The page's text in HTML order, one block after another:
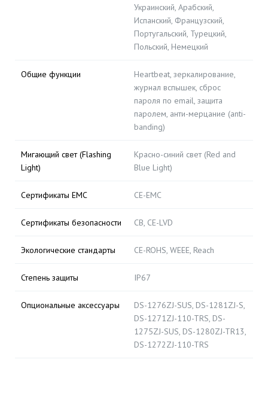
Украинский, Арабский,
Испанский, Французский,
Португальский, Турецкий,
Польский, Немецкий
Общие функции
Heartbeat, зеркалирование,
журнал вспышек, сброс
пароля по email, защита
паролем, анти-мерцание (anti-
banding)
Мигающий свет (Flashing
Light)
Красно-синий свет (Red and
Blue Light)
Сертификаты EMC CE-EMC
Сертификаты безопасности CB, CE-LVD
Экологические стандарты CE-ROHS, WEEE, Reach
Степень защиты IP67
Опциональные аксессуары
DS-1276ZJ-SUS, DS-1281ZJ-S,
DS-1271ZJ-110-TRS, DS-
1275ZJ-SUS, DS-1280ZJ-TR13,
DS-1272ZJ-110-TRS